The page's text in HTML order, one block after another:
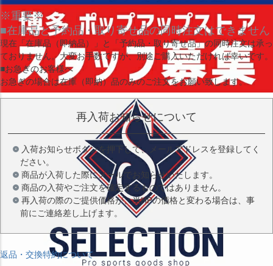
※重要※
■在庫品と予約品・取り寄せ品の同時注文はできません
現在 「在庫品（即納品）」 と 「予約品・取り寄せ品」の同時注文は承っ
ておりません。大変お手数ですが、別途ご購入いただければ幸いです。
■お急ぎのお客様へ
お急ぎの場合は在庫（即納）品のみのご注文をお願い致します。
再入荷お知らせについて
入荷お知らせボタンを押下して、メールアドレスを登録してく
ださい。
商品が入荷した際にメールでお知らせいたします。
商品の入荷やご注文を確定するものではありません。
再入荷の際のご提供価格が、当HPの価格と変わる場合は、事
前にご連絡差し上げます。
返品・交換特約について